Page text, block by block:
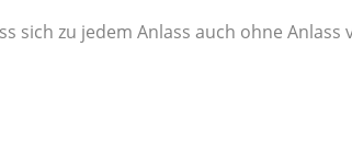
sich zu jedem Anlass auch ohne